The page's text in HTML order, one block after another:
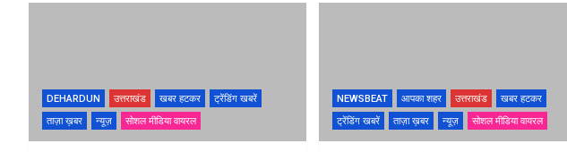
DEHARDUN उत्तराखंड खबर हटकर
ट्रेंडिंग खबरें
ताज़ा ख़बर
न्यूज़ सोशल मीडिया वायरल
NEWSBEAT आपका शहर उत्तराखंड
खबर हटकर
ट्रेंडिंग खबरें
ताज़ा ख़बर न्यूज़ सोशल मीडिया वायरल